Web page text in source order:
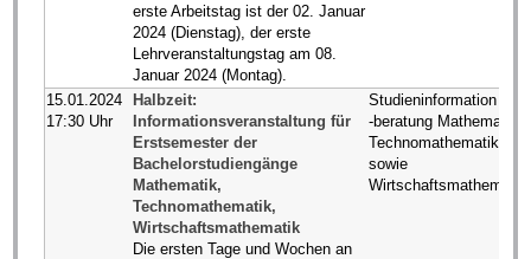
erste Arbeitstag ist der 02. Januar
2024 (Dienstag), der erste
Lehrveranstaltungstag am 08.
Januar 2024 (Montag).
15.01.2024
17:30 Uhr
Halbzeit:
Informationsveranstaltung für
Erstsemester der
Bachelorstudiengänge
Mathematik,
Technomathematik,
Wirtschaftsmathematik
Die ersten Tage und Wochen an
Studieninformation und
-beratung Mathematik /
Technomathematik
sowie
Wirtschaftsmathematik